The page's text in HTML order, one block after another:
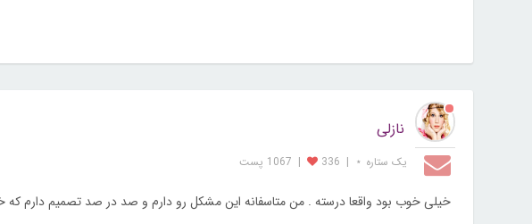
نازلی
یک ستاره ⋆ |
336
| 1067 پست
خیلی خوب بود واقعا درسته . من متاسفانه این مشکل رو دارم و صد در صد تصمیم دارم که